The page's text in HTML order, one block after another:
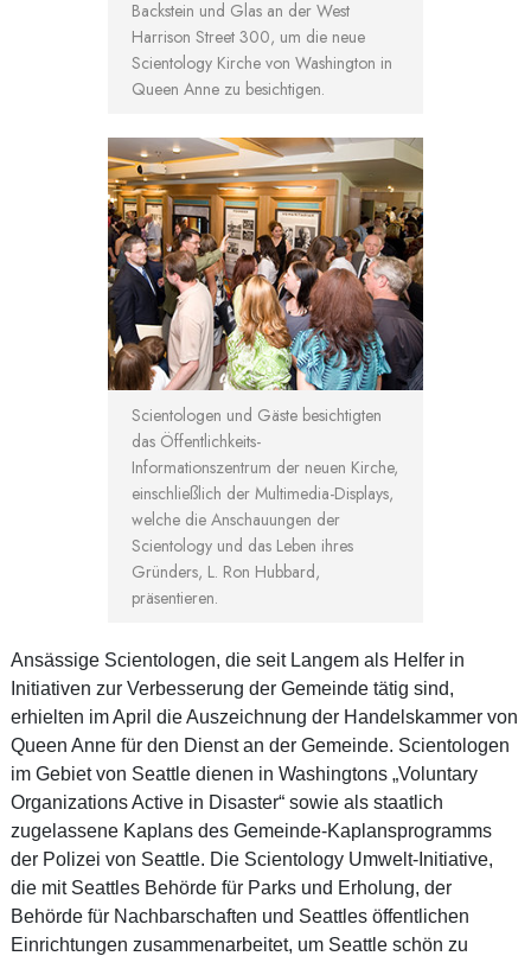
Backstein und Glas an der West
Harrison Street 300, um die neue
Scientology Kirche von Washington in
Queen Anne zu besichtigen.
Scientologen und Gäste besichtigten
das Öffentlichkeits-
Informationszentrum der neuen Kirche,
einschließlich der Multimedia-Displays,
welche die Anschauungen der
Scientology und das Leben ihres
Gründers, L. Ron Hubbard,
präsentieren.
Ansässige Scientologen, die seit Langem als Helfer in
Initiativen zur Verbesserung der Gemeinde tätig sind,
erhielten im April die Auszeichnung der Handelskammer von
Queen Anne für den Dienst an der Gemeinde. Scientologen
im Gebiet von Seattle dienen in Washingtons „Voluntary
Organizations Active in Disaster“ sowie als staatlich
zugelassene Kaplans des Gemeinde-Kaplansprogramms
der Polizei von Seattle. Die Scientology Umwelt-Initiative,
die mit Seattles Behörde für Parks und Erholung, der
Behörde für Nachbarschaften und Seattles öffentlichen
Einrichtungen zusammenarbeitet, um Seattle schön zu